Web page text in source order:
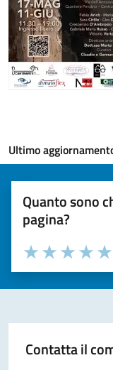
Ultimo
Quanto sono
pagina?
Valuta la chiarezza
Seleziona il
Valuta
Valuta 3
Valuta 2 stelle
Valuta 1 stelle su
Contatta il